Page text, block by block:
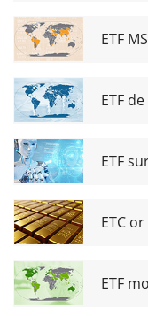
ETC
ETF